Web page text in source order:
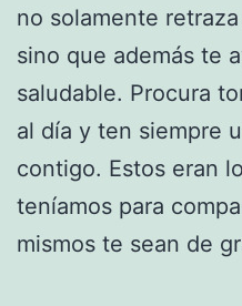
no solamente
sino que además te
saludable. Procura
al día y ten siempre
contigo. Estos eran
teníamos para
mismos te sean de